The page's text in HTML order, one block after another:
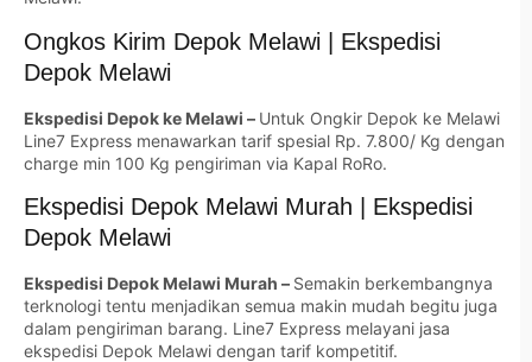
Ongkos Kirim Depok Melawi | Ekspedisi
Depok Melawi
Ekspedisi Depok ke Melawi – Untuk Ongkir Depok ke Melawi
Line7 Express menawarkan tarif spesial Rp. 7.800/ Kg dengan
charge min 100 Kg pengiriman via Kapal RoRo.
Ekspedisi Depok Melawi Murah | Ekspedisi
Depok Melawi
Ekspedisi Depok Melawi Murah – Semakin berkembangnya
terknologi tentu menjadikan semua makin mudah begitu juga
dalam pengiriman barang. Line7 Express melayani jasa
ekspedisi Depok Melawi dengan tarif kompetitif.